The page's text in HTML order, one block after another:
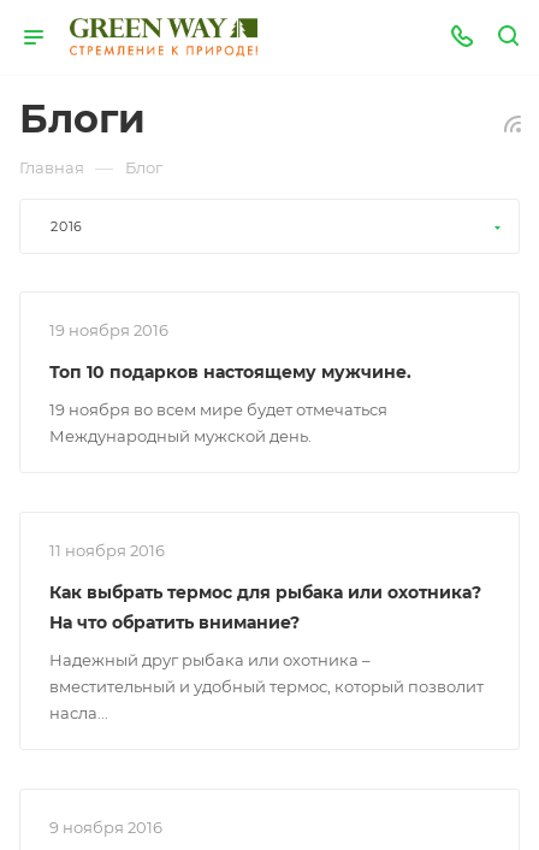
Блоги
Главная — Блог
2016
19 ноября 2016
Топ 10 подарков настоящему мужчине.
19 ноября во всем мире будет отмечаться
Международный мужской день.
11 ноября 2016
Как выбрать термос для рыбака или охотника?
На что обратить внимание?
Надежный друг рыбака или охотника –
вместительный и удобный термос, который позволит
насла...
9 ноября 2016